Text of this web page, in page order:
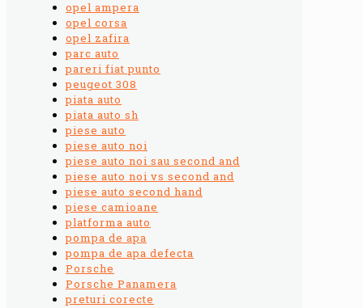
opel ampera
opel corsa
opel zafira
parc auto
pareri fiat punto
peugeot 308
piata auto
piata auto sh
piese auto
piese auto noi
piese auto noi sau second and
piese auto noi vs second and
piese auto second hand
piese camioane
platforma auto
pompa de apa
pompa de apa defecta
Porsche
Porsche Panamera
preturi corecte